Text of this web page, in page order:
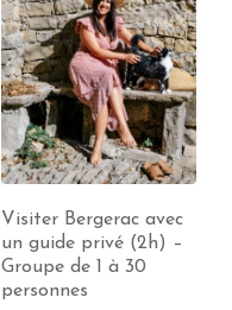
Visiter Aubusson avec
un guide privé (2h) –
Groupe de 1 à 30
personnes